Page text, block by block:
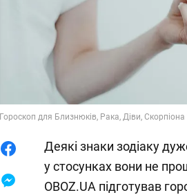
Гороскоп для Близнюків, Рака, Діви,
Деякі знаки зодіаку
у стосунках вони не
OBOZ.UA підготував